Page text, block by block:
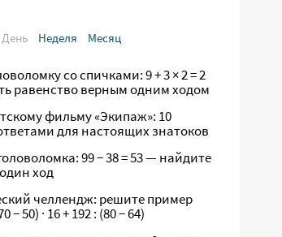
День
Неделя Месяц
со спичками: 9 + 3 × 2 = 2
равенство верным одним ходом
фильму «Экипаж»: 10
для настоящих знатоков
99 − 38 = 53 — найдите
ход
челлендж: решите пример
− 50) · 16 + 192 : (80 − 64)